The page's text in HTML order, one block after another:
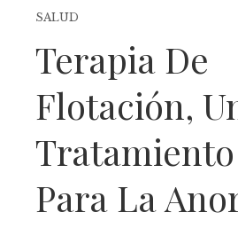
SALUD
Terapia De
Flotación,
Para La